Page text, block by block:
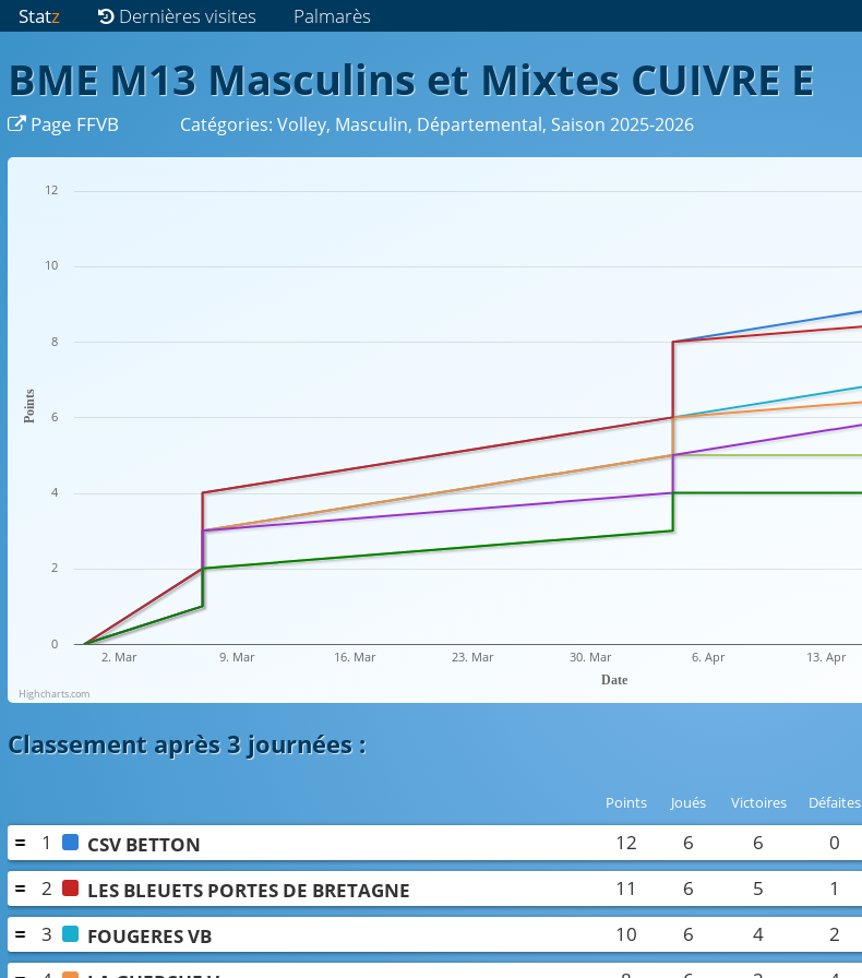
Statz Dernières visites Palmarès
BME M13 Masculins et Mixtes CUIVRE E
Page FFVB Catégories: Volley, Masculin, Départemental, Saison 2025-2026
Date
Points
2. Mar 9. Mar 16. Mar 23. Mar 30. Mar 6. Apr 13. Apr
0
2
4
6
8
10
12
Highcharts.com
Classement après 3 journées:
Points Joués Victoires Défaites
1 CSV BETTON 12 6 6 0
2
LES BLEUETS PORTES DE BRETAGNE 11 6 5 1
3
FOUGERES VB 10 6 4 2